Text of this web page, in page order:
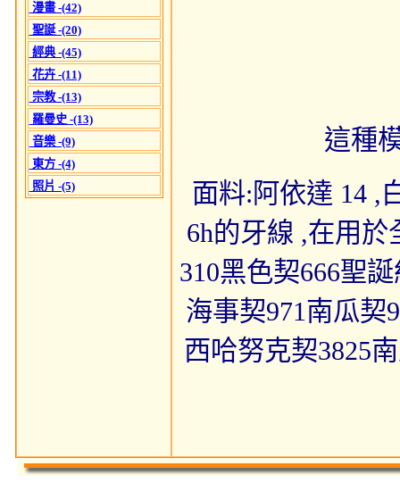
漫畫 -(42)
聖誕 -(20)
經典 -(45)
花卉 -(11)
宗教 -(13)
羅曼史 -(13)
音樂 -(9)
東方 -(4)
照片 -(5)
這種
面料:阿依達 14 ,
6h的牙線 ,在用
310黑色契666聖
海事契971南瓜契
西哈努克契3825